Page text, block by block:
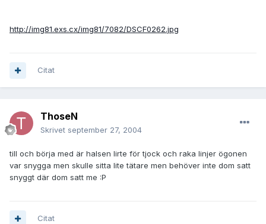
http://img81.exs.cx/img81/7082/DSCF0262.jpg
Citat
ThoseN
Skrivet september 27, 2004
till och börja med är halsen lirte för tjock och raka linjer ögonen
var snygga men skulle sitta lite tätare men behöver inte dom satt
snyggt där dom satt me :P
Citat